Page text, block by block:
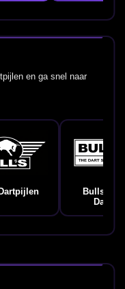
en ga snel naar
Bulls